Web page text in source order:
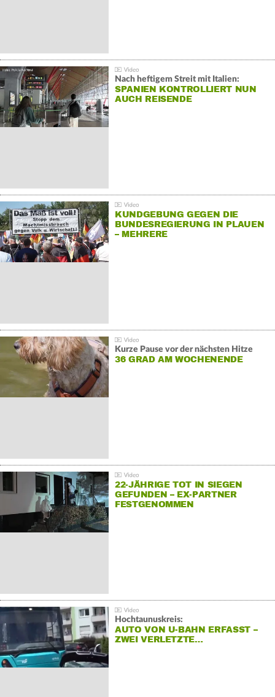
Nach heftigem Streit mit Italien:
SPANIEN KONTROLLIERT NUN
AUCH REISENDE
KUNDGEBUNG GEGEN DIE
BUNDESREGIERUNG IN PLAUEN
– MEHRERE
Kurze Pause vor der nächsten Hitze
36 GRAD AM WOCHENENDE
22-JÄHRIGE TOT IN SIEGEN
GEFUNDEN – EX-PARTNER
FESTGENOMMEN
Hochtaunuskreis:
AUTO VON U-BAHN ERFASST –
ZWEI VERLETZTE…